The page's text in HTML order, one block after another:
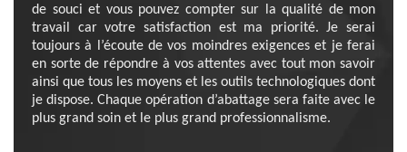
de souci et vous pouvez compter sur la qualité de mon
travail car votre satisfaction est ma priorité. Je serai
toujours à l’écoute de vos moindres exigences et je ferai
en sorte de répondre à vos attentes avec tout mon savoir
ainsi que tous les moyens et les outils technologiques dont
je dispose. Chaque opération d’abattage sera faite avec le
plus grand soin et le plus grand professionnalisme.